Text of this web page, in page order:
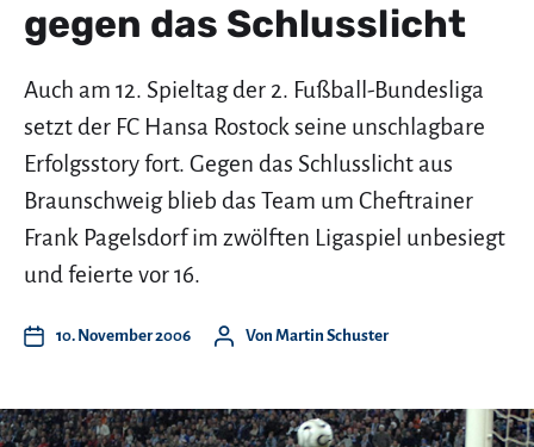
gegen das Schlusslicht
Auch am 12. Spieltag der 2. Fußball-Bundesliga
setzt der FC Hansa Rostock seine unschlagbare
Erfolgsstory fort. Gegen das Schlusslicht aus
Braunschweig blieb das Team um Cheftrainer
Frank Pagelsdorf im zwölften Ligaspiel unbesiegt
und feierte vor 16.
10. November 2006 Von Martin Schuster